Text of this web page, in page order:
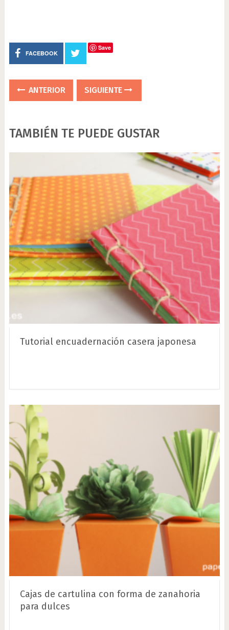
FACEBOOK
Save
ANTERIOR SIGUIENTE
TAMBIÉN TE PUEDE GUSTAR
Tutorial encuadernación casera japonesa
Cajas de cartulina con forma de zanahoria
para dulces